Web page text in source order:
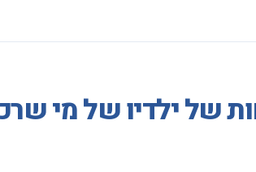
של ילדיו של מי